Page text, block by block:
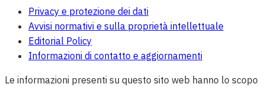
Privacy e protezione dei dati
Avvisi normativi e sulla proprietà intellettuale
Editorial Policy
Informazioni di contatto e aggiornamenti
Le informazioni presenti su questo sito web hanno lo scopo